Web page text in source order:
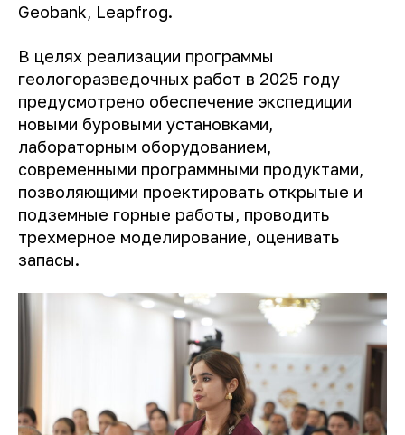
Geobank, Leapfrog.
В целях реализации программы
геологоразведочных работ в 2025 году
предусмотрено обеспечение экспедиции
новыми буровыми установками,
лабораторным оборудованием,
современными программными продуктами,
позволяющими проектировать открытые и
подземные горные работы, проводить
трехмерное моделирование, оценивать
запасы.